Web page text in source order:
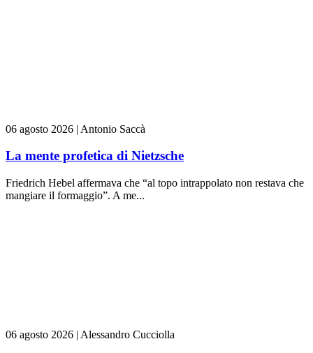
06 agosto 2026 | Antonio Saccà
La mente profetica di Nietzsche
Friedrich Hebel affermava che “al topo intrappolato non restava che
mangiare il formaggio”. A me...
06 agosto 2026 | Alessandro Cucciolla